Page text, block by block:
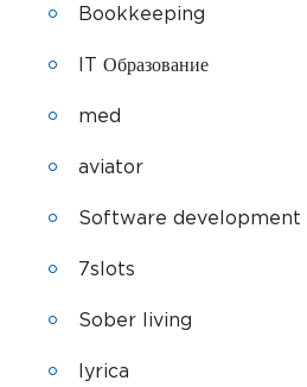
Bookkeeping
IT Образование
med
aviator
Software development
7slots
Sober living
lyrica